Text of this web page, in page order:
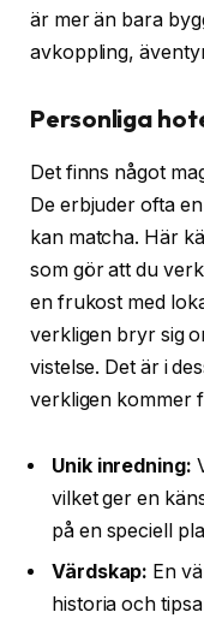
är mer än bara
avkoppling,
Personliga
Det finns något
De erbjuder ofta
kan matcha. Här
som gör att du
en frukost med
verkligen bryr sig
vistelse. Det är i
verkligen kommer
Unik inredning:
vilket ger en
på en speciell
Värdskap: En
historia och